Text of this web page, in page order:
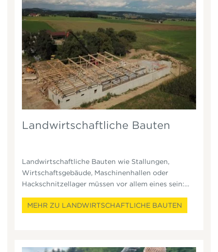
Landwirtschaftliche Bauten
Landwirtschaftliche Bauten wie Stallungen,
Wirtschaftsgebäude, Maschinenhallen oder
Hackschnitzellager müssen vor allem eines sein:
MEHR ZU LANDWIRTSCHAFTLICHE BAUTEN